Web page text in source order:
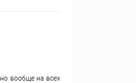
вообще на всех